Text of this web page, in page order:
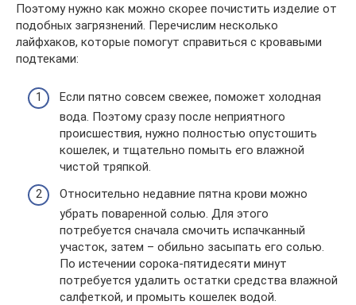
Поэтому нужно как можно скорее почистить изделие от
подобных загрязнений. Перечислим несколько
лайфхаков, которые помогут справиться с кровавыми
подтеками:
Если пятно совсем свежее, поможет холодная
вода. Поэтому сразу после неприятного
происшествия, нужно полностью опустошить
кошелек, и тщательно помыть его влажной
чистой тряпкой.
Относительно недавние пятна крови можно
убрать поваренной солью. Для этого
потребуется сначала смочить испачканный
участок, затем – обильно засыпать его солью.
По истечении сорока-пятидесяти минут
потребуется удалить остатки средства влажной
салфеткой, и промыть кошелек водой.